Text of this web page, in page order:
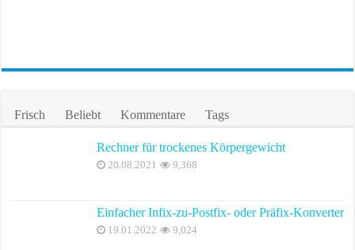
Frisch Beliebt Kommentare Tags
Rechner für trockenes Körpergewicht
20.08.2021 9,368
Einfacher Infix-zu-Postfix- oder Präfix-Konverter
19.01.2022 9,024